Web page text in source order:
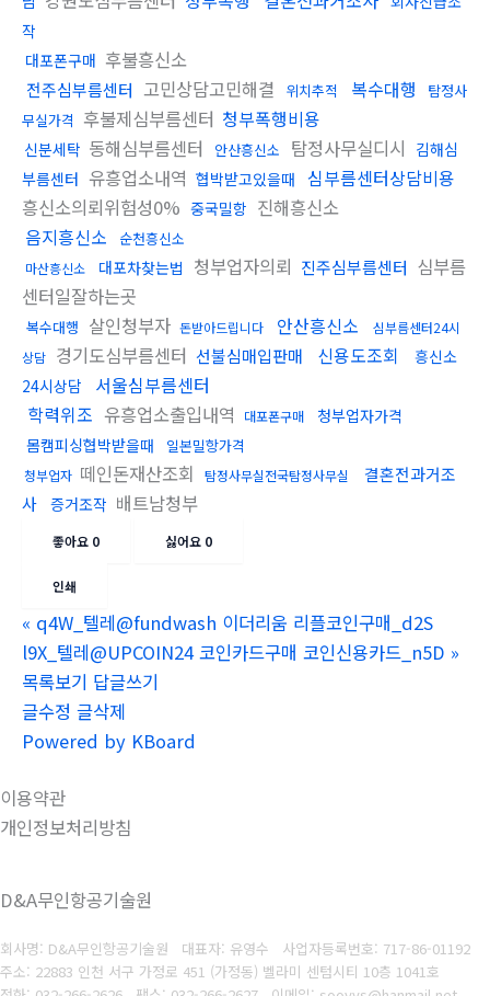
작
대포폰구매 후불흥신소
전주심부름센터 고민상담고민해결 위치추적 복수대행
탐정사
무실가격 후불제심부름센터 청부폭행비용
신분세탁 동해심부름센터 안산흥신소 탐정사무실디시 김해심
부름센터 유흥업소내역 협박받고있을때 심부름센터상담비용
흥신소의뢰위험성0% 중국밀항 진해흥신소
음지흥신소
순천흥신소
마산흥신소 대포차찾는법 청부업자의뢰 진주심부름센터 심부름
센터일잘하는곳
복수대행 살인청부자 돈받아드립니다 안산흥신소
심부름센터24시
상담 경기도심부름센터 선불심매입판매 신용도조회
흥신소
24시상담
서울심부름센터
학력위조 유흥업소출입내역 대포폰구매
청부업자가격
몸캠피싱협박받을때
일본밀항가격
청부업자 떼인돈재산조회 탐정사무실전국탐정사무실
결혼전과거조
사 증거조작 배트남청부
좋아요 0 싫어요 0
인쇄
« q4W_텔레@fundwash 이더리움 리플코인구매_d2S
l9X_텔레@UPCOIN24 코인카드구매 코인신용카드_n5D »
목록보기 답글쓰기
글수정 글삭제
Powered by KBoard
이용약관
개인정보처리방침
D&A무인항공기술원
회사명: D&A무인항공기술원 대표자: 유영수 사업자등록번호: 717-86-01192
주소: 22883 인천 서구 가정로 451 (가정동) 벨라미 센텀시티 10층 1041호